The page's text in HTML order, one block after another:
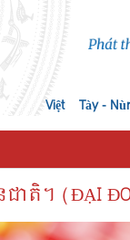
Việt Tày -
(ĐẠI